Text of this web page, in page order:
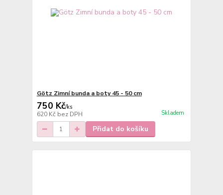
Götz Zimní bunda a boty 45 - 50 cm
750 Kč/ks
620 Kč bez DPH Skladem
Přidat do košíku